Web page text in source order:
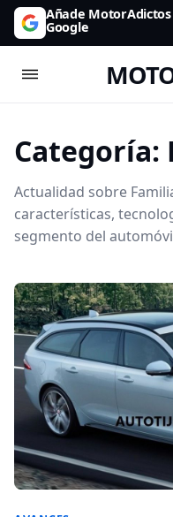
Añade
Google
Categoría:
Actualidad sobre
características,
segmento del